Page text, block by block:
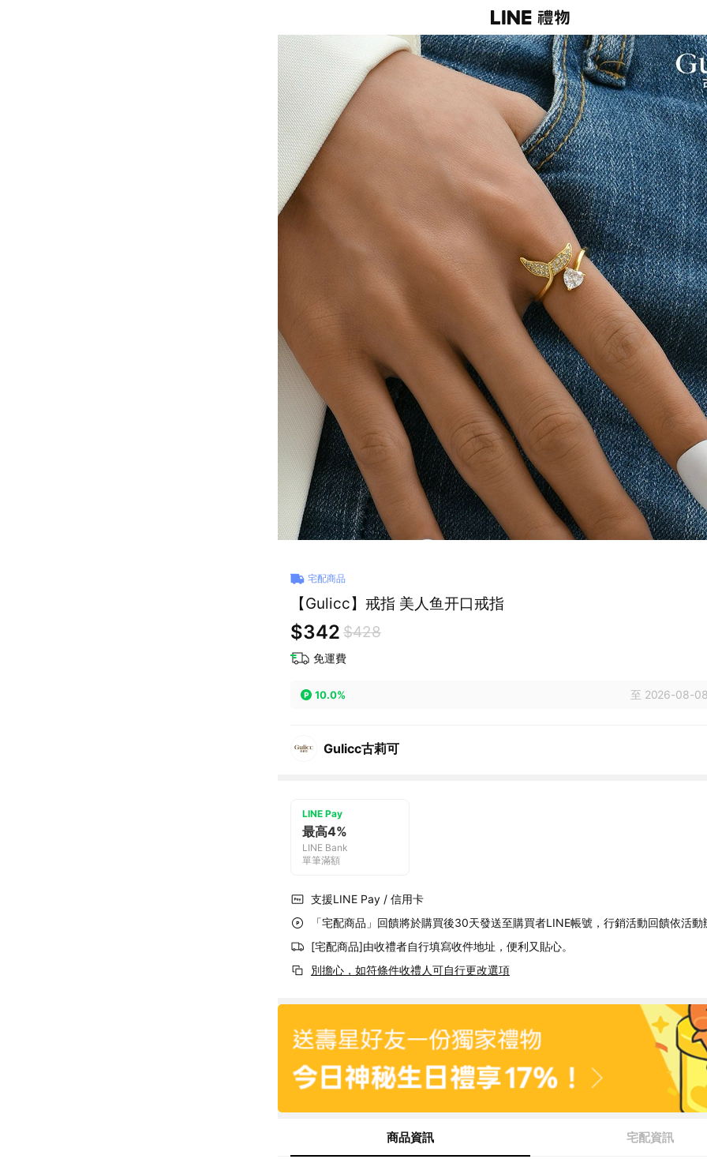
宅配商品
【Gulicc】戒指 美人鱼开口戒指
$342 $428
免運費
10.0% 至 2026-08-
Gulicc古莉可
LINE Pay
最高4%
LINE Bank
單筆滿額
支援LINE Pay / 信用卡
「宅配商品」回饋將於購買後30天發送至購買者LINE帳號，行銷活動回饋依活動
[宅配商品]由收禮者自行填寫收件地址，便利又貼心。
別擔心，如符條件收禮人可自行更改選項
商品資訊 宅配資訊